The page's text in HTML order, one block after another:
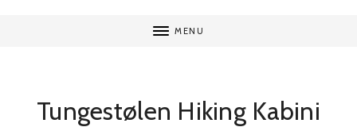
MENU
Tungestølen Hiking Kabini